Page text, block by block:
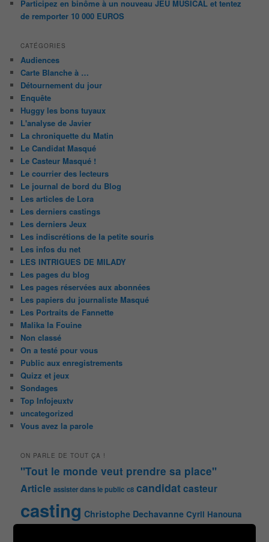
Participez en binôme à un nouveau JEU MUSICAL et tentez
de remporter 10 000 EUROS
CATÉGORIES
Audiences
Carte Blanche à …
Détournement du jour
Enquête
Huggy les bons tuyaux
L'analyse de Javier
La chroniquette du Matin
Le Candidat Masqué
Le Casteur Masqué !
Le courrier des lecteurs
Le journal de bord du Blog
Les articles de Lora
Les derniers castings
Les derniers Jeux
Les indiscrétions de la petite souris
Les infos du net
LES INTRIGUES DE MILADY
Les pages du blog
Les pages réservées aux abonnées
Les papiers du journaliste Masqué
Les Portraits de Fannette
Malika la Fouine
Non classé
On a testé pour vous
Public aux enregistrements
Quizz et jeux
Sondages
Top Infojeuxtv
uncategorized
Vous avez la parole
ON PARLE DE TOUT ÇA !
"Tout le monde veut prendre sa place"
Article assister dans le public c8 candidatcasteur
casting Christophe Dechavanne Cyril Hanouna